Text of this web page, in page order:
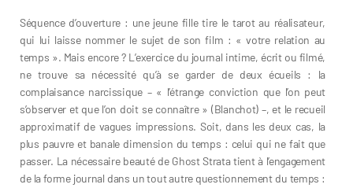
Séquence d’ouverture : une jeune fille tire le tarot au réalisateur,
qui lui laisse nommer le sujet de son film : « votre relation au
temps ». Mais encore ? L’exercice du journal intime, écrit ou filmé,
ne trouve sa nécessité qu’à se garder de deux écueils : la
complaisance narcissique – « l’étrange conviction que l’on peut
s’observer et que l’on doit se connaître » (Blanchot) –, et le recueil
approximatif de vagues impressions. Soit, dans les deux cas, la
plus pauvre et banale dimension du temps : celui qui ne fait que
passer. La nécessaire beauté de Ghost Strata tient à l’engagement
de la forme journal dans un tout autre questionnement du temps :